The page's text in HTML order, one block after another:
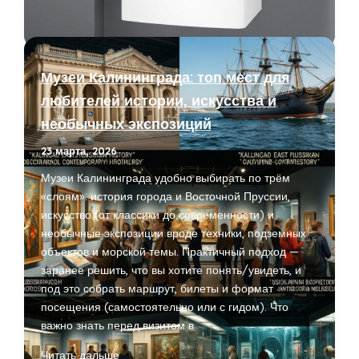
14
i
NG
ваш
источник
горячей
воды
Музеи Калининграда: топ мест для
любителей истории, искусства и
необычных экспозиций
23 марта, 2026
Музеи Калининграда удобно выбирать по трём
«слоям»: история города и Восточной Пруссии,
искусство (от классики до современности) и
необычные экспозиции вроде техники, подземных
объектов и морской темы. Практичный подход —
заранее решить, что вы хотите понять/увидеть, и
под это собрать маршрут, билеты и формат
посещения (самостоятельно или с гидом). Что
важно знать перед визитом в
Музеи
Читать дальше